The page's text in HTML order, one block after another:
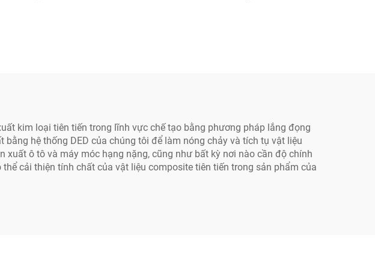
kim loại tiên tiến trong lĩnh vực chế tạo bằng phương pháp lắng đọng
hệ thống DED của chúng tôi để làm nóng chảy và tích tụ vật liệu
ô tô và máy móc hạng nặng, cũng như bất kỳ nơi nào cần độ chính
cải thiện tính chất của vật liệu composite tiên tiến trong sản phẩm của